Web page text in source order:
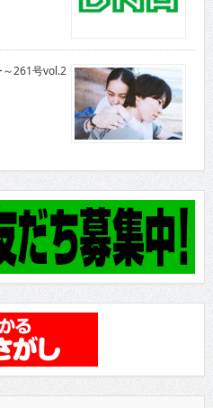
～261号vol.2